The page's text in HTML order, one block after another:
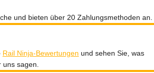
und bieten über 20 Zahlungsmethoden an.
Rail Ninja-Bewertungen und sehen Sie, was
sagen.